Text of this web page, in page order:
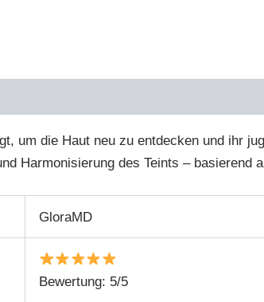
um die Haut neu zu entdecken und ihr
Harmonisierung des Teints –
GloraMD
Bewertung: 5/5